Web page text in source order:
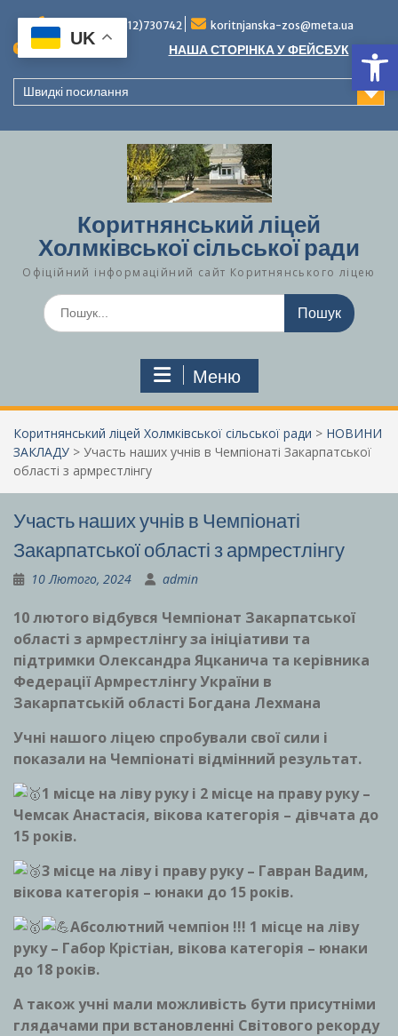
вмісту
Тел./факс (0312)730742 koritnjanska-zos@meta.ua
Повідомлення: НАША СТОРІНКА У ФЕЙСБУК
Швидкі посилання
Коритнянський ліцей
Холмківської сільської ради
Офіційний інформаційний сайт Коритнянського ліцею
Шукати:
Меню
Коритнянський ліцей Холмківської сільської ради > НОВИНИ
ЗАКЛАДУ > Участь наших учнів в Чемпіонаті Закарпатської
області з армрестлінгу
Участь наших учнів в Чемпіонаті
Закарпатської області з армрестлінгу
10 Лютого, 2024 admin
10 лютого відбувся Чемпіонат Закарпатської
області з армрестлінгу за ініціативи та
підтримки Олександра Яцканича та керівника
Федерації Армрестлінгу України в
Закарпатській області Богдана Лехмана
Учні нашого ліцею спробували свої сили і
показали на Чемпіонаті відмінний результат.
1 місце на ліву руку і 2 місце на праву руку –
Чемсак Анастасія, вікова категорія – дівчата до
15 років.
3 місце на ліву і праву руку – Гавран Вадим,
вікова категорія – юнаки до 15 років.
Абсолютний чемпіон !!! 1 місце на ліву
руку – Габор Крістіан, вікова категорія – юнаки
до 18 років.
А також учні мали можливість бути присутніми
глядачами при встановленні Світового рекорду
UK